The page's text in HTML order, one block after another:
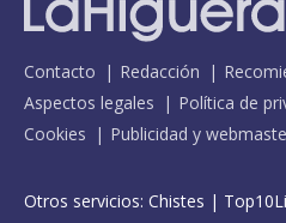
Contacto Redacción
Aspectos legales
Política de
Cookies
Publicidad y
Otros servicios: Chistes |